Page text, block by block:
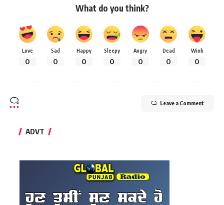
What do you think?
Love
0
Sad
0
Happy
0
Sleepy
0
Angry
0
Dead
0
Wink
0
Leave a Comment
ADVT